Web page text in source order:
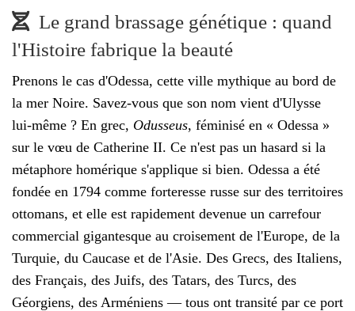
Le grand brassage génétique : quand
l'Histoire fabrique la beauté
Prenons le cas d'Odessa, cette ville mythique au bord de
la mer Noire. Savez-vous que son nom vient d'Ulysse
lui-même ? En grec, Odusseus, féminisé en « Odessa »
sur le vœu de Catherine II. Ce n'est pas un hasard si la
métaphore homérique s'applique si bien. Odessa a été
fondée en 1794 comme forteresse russe sur des territoires
ottomans, et elle est rapidement devenue un carrefour
commercial gigantesque au croisement de l'Europe, de la
Turquie, du Caucase et de l'Asie. Des Grecs, des Italiens,
des Français, des Juifs, des Tatars, des Turcs, des
Géorgiens, des Arméniens — tous ont transité par ce port